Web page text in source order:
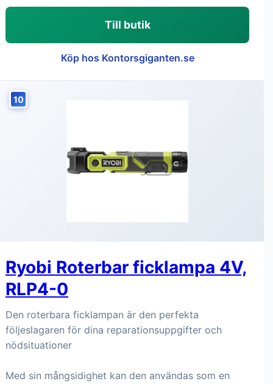
Till butik
Köp hos Kontorsgiganten.se
10
Ryobi Roterbar ficklampa 4V,
RLP4-0
Den roterbara ficklampan är den perfekta
följeslagaren för dina reparationsuppgifter och
nödsituationer
Med sin mångsidighet kan den användas som en